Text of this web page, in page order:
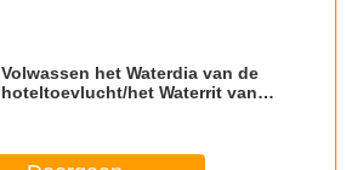
Volwassen het Waterdia van de
hoteltoevlucht/het Waterrit van